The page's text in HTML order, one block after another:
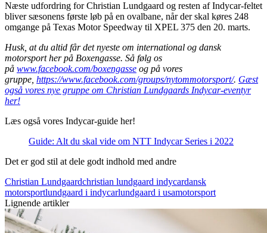
Næste udfordring for Christian Lundgaard og resten af Indycar-feltet
bliver sæsonens første løb på en ovalbane, når der skal køres 248
omgange på Texas Motor Speedway til XPEL 375 den 20. marts.
Husk, at du altid får det nyeste om international og dansk
motorsport her på Boxengasse. Så følg os
på www.facebook.com/boxengasse og på vores
gruppe, https://www.facebook.com/groups/nytommotorsport/. Gæst
også vores nye gruppe om Christian Lundgaards Indycar-eventyr
her!
Læs også vores Indycar-guide her!
Guide: Alt du skal vide om NTT Indycar Series i 2022
Det er god stil at dele godt indhold med andre
Christian Lundgaardchristian lundgaard indycardansk
motorsportlundgaard i indycarlundgaard i usamotorsport
Lignende artikler